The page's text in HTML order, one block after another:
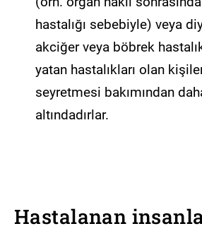
hastalığı sebebiyle) veya
akciğer veya böbrek
yatan hastalıkları olan
seyretmesi bakımından
altındadırlar.
Hastalanan